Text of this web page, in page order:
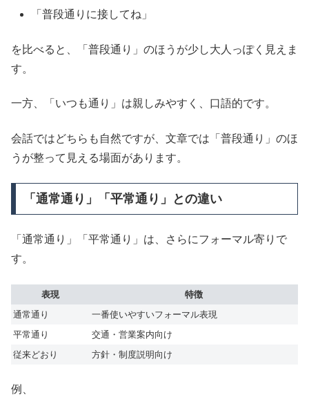
「普段通りに接してね」
を比べると、「普段通り」のほうが少し大人っぽく見えま
す。
一方、「いつも通り」は親しみやすく、口語的です。
会話ではどちらも自然ですが、文章では「普段通り」のほ
うが整って見える場面があります。
「通常通り」「平常通り」との違い
「通常通り」「平常通り」は、さらにフォーマル寄りで
す。
表現
特徴
通常通り
一番使いやすいフォーマル表現
平常通り
交通・営業案内向け
従来どおり
方針・制度説明向け
例、